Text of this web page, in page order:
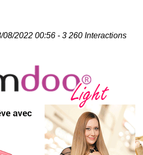
08/2022 00:56 - 3 260 Interactions